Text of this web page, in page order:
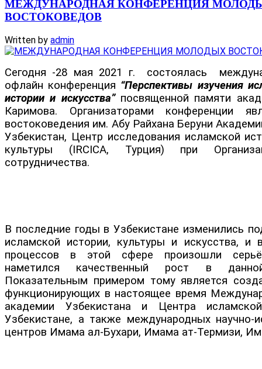
МЕЖДУНАРОДНАЯ КОНФЕРЕНЦИЯ
ВОСТОКОВЕДОВ
Written by admin
Cегодня -28 мая 2021 г. состоялась
офлайн конференция “Перспективы изучения
истории и искусства”посвященной памяти
Каримова. Организаторами конференции
востоковедения им. Абу Райхана Беруни
Узбекистан, Центр исследования исламской
культуры (IRCICA, Турция) при
сотрудничества.
В последние годы в Узбекистане изменились
исламской истории, культуры и искусства, и
процессов в этой сфере произошли
наметился качественный рост в
Показательным примером тому является
функционирующих в настоящее время
академии Узбекистана и Центра
Узбекистане, а также международных научно-
центров Имама ал-Бухари, Имама ат-Термизи,